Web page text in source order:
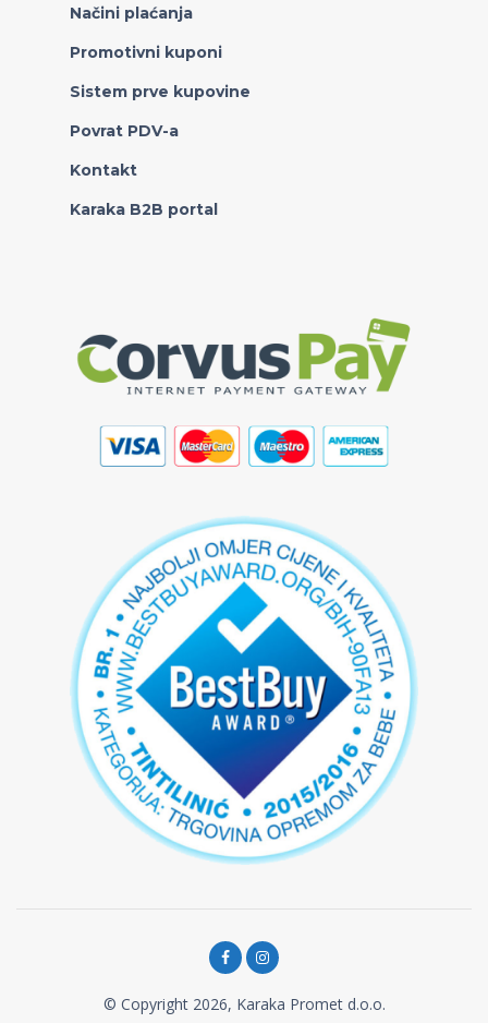
Načini plaćanja
Promotivni kuponi
Sistem prve kupovine
Povrat PDV-a
Kontakt
Karaka B2B portal
© Copyright 2026, Karaka Promet d.o.o.